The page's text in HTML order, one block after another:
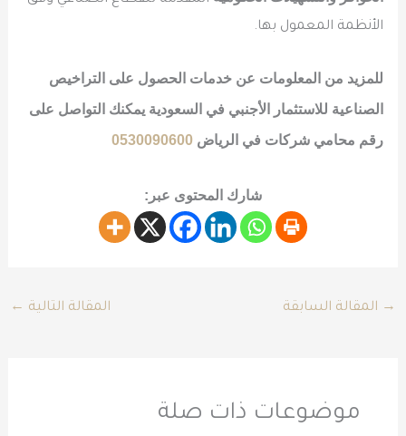
الأنظمة المعمول بها.
للمزيد من المعلومات عن خدمات الحصول على التراخيص
الصناعية للاستثمار الأجنبي في السعوديةيمكنك التواصل على
رقم محامي شركات في الرياض0530090600
شارك المحتوى عبر:
→ المقالة السابقة المقالة التالية ←
موضوعات ذات صلة